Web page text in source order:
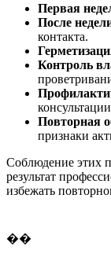
Первая
После
контакта.
Контроль
Повторная
признаки
Соблюдение этих
результат
избежать
��